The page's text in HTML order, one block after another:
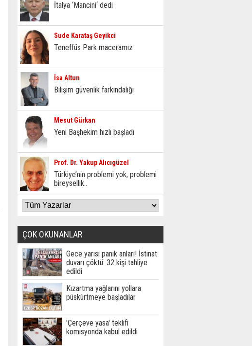
İtalya ‘Mancini‘ dedi
Sude Karataş Geyikci
Teneffüs Park maceramız
İsa Altun
Bilişim güvenlik farkındalığı
Mesut Gürkan
Yeni Başhekim hızlı başladı
Prof. Dr. Yakup Alıcıgüzel
Türkiye’nin problemi yok, problemi
bireysellik..
ÇOK OKUNANLAR
Gece yarısı panik anları! İstinat
duvarı çöktü: 32 kişi tahliye
edildi
Kızartma yağlarını yollara
püskürtmeye başladılar
'Çerçeve yasa' teklifi
komisyonda kabul edildi